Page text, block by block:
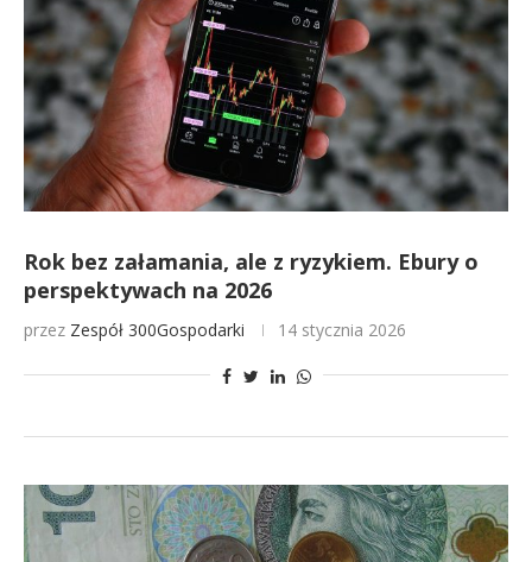
Rok bez załamania, ale z ryzykiem. Ebury o
perspektywach na 2026
przez Zespół 300Gospodarki 14 stycznia 2026